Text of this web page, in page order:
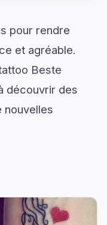
pour rendre
et agréable.
Beste
découvrir des
nouvelles